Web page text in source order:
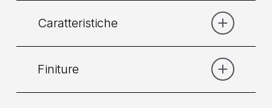
Caratteristiche
Finiture